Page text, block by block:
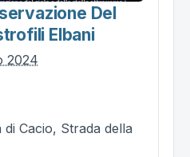
Del
Elbani
2024
Cacio, Strada della